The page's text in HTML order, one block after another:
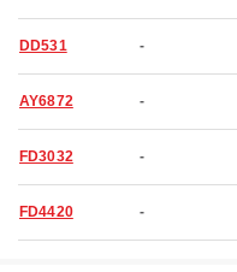
DD531 -
AY6872 -
FD3032 -
FD4420 -